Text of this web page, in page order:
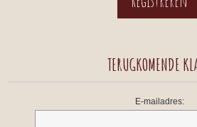
TERUGKOMENDE
E-mailadres: